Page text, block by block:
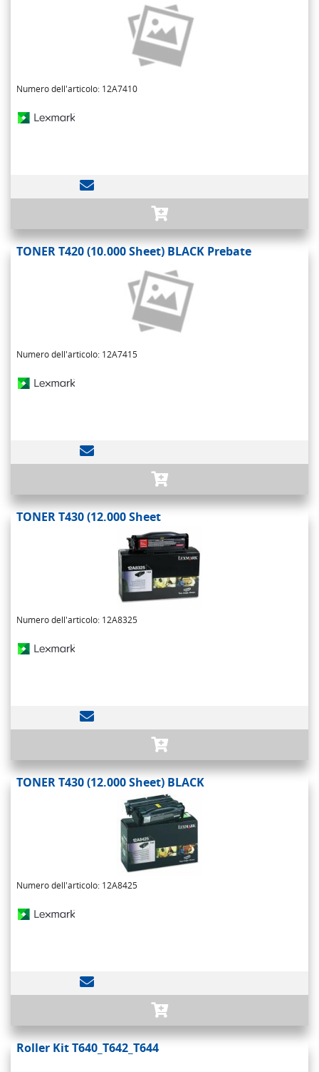
Numero dell'articolo: 12A7410
TONER T420 (10.000 Sheet) BLACK Prebate
Numero dell'articolo: 12A7415
TONER T430 (12.000 Sheet
Numero dell'articolo: 12A8325
TONER T430 (12.000 Sheet) BLACK
Numero dell'articolo: 12A8425
Roller Kit T640_T642_T644